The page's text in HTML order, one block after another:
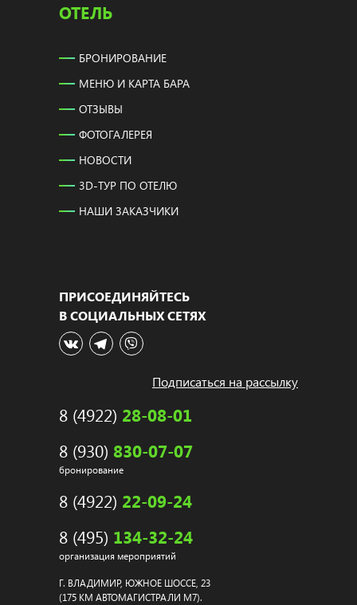
ОТЕЛЬ
БРОНИРОВАНИЕ
МЕНЮ И КАРТА БАРА
ОТЗЫВЫ
ФОТОГАЛЕРЕЯ
НОВОСТИ
3D-ТУР ПО ОТЕЛЮ
НАШИ ЗАКАЗЧИКИ
ПРИСОЕДИНЯЙТЕСЬ
В СОЦИАЛЬНЫХ СЕТЯХ
Подписаться на рассылку
8 (4922) 28-08-01
8 (930) 830-07-07
бронирование
8 (4922) 22-09-24
8 (495) 134-32-24
организация мероприятий
Г. ВЛАДИМИР, ЮЖНОЕ ШОССЕ, 23
(175 КМ АВТОМАГИСТРАЛИ М7).